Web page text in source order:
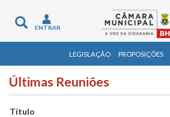
Toggle
navigation
ENTRAR
LEGISLAÇÃO PROPOSIÇÕES
Últimas Reuniões
Título